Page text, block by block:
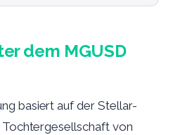
dem MGUSD
basiert auf der Stellar-
Tochtergesellschaft von